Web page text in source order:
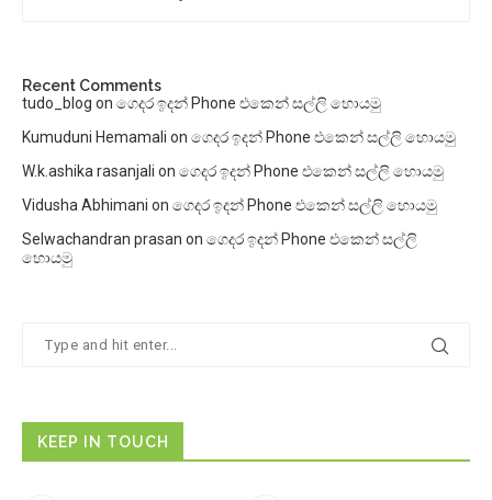
Recent Comments
tudo_blog on ගෙදර ඉදන් Phone එකෙන් සල්ලි හොයමු
Kumuduni Hemamali on ගෙදර ඉදන් Phone එකෙන් සල්ලි හොයමු
W.k.ashika rasanjali on ගෙදර ඉදන් Phone එකෙන් සල්ලි හොයමු
Vidusha Abhimani on ගෙදර ඉදන් Phone එකෙන් සල්ලි හොයමු
Selwachandran prasan on ගෙදර ඉදන් Phone එකෙන් සල්ලි
හොයමු
KEEP IN TOUCH